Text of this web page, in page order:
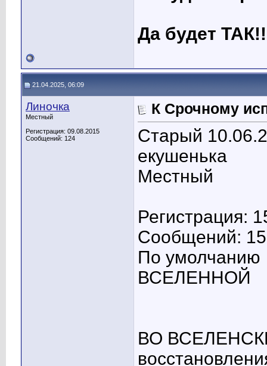
Да будет
21.04.2025, 06:09
Линочка
Местный
Регистрация: 09.08.2015
Сообщений: 124
К Срочному
Старый
екушенька
Местный
Регистрация:
Сообщений:
По умолчанию
ВСЕЛЕННОЙ
ВО